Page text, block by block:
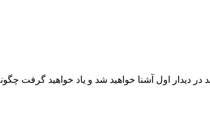
دیدار اول آشنا خواهید شد و یاد خواهید گرفت